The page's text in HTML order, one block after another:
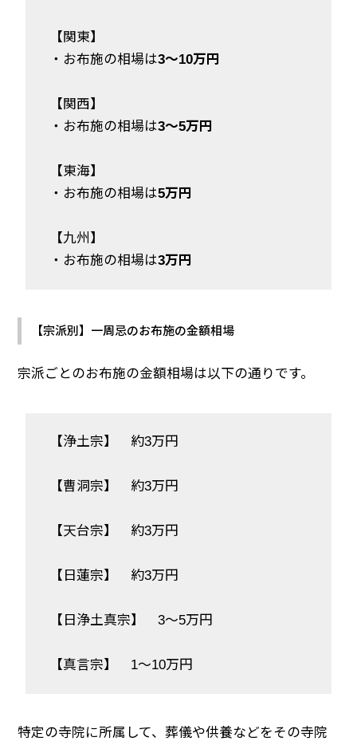
【関東】
・お布施の相場は3～10万円
【関西】
・お布施の相場は3～5万円
【東海】
・お布施の相場は5万円
【九州】
・お布施の相場は3万円
【宗派別】一周忌のお布施の金額相場
宗派ごとのお布施の金額相場は以下の通りです。
【浄土宗】 約3万円
【曹洞宗】 約3万円
【天台宗】 約3万円
【日蓮宗】 約3万円
【日浄土真宗】 3～5万円
【真言宗】 1～10万円
特定の寺院に所属して、葬儀や供養などをその寺院